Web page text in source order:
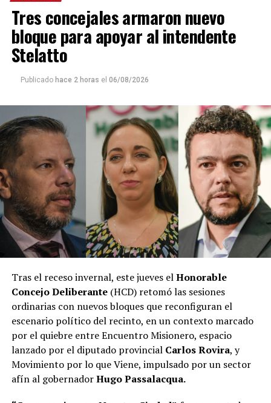
Tres concejales armaron nuevo
bloque para apoyar al intendente
Stelatto
Publicado hace 2 horas el 06/08/2026
Tras el receso invernal, este jueves elHonorable
Concejo Deliberante(HCD) retomó las sesiones
ordinarias con nuevos bloques que reconfiguran el
escenario político del recinto, en un contexto marcado
por el quiebre entre Encuentro Misionero, espacio
lanzado por el diputado provincial Carlos Rovira, y
Movimiento por lo que Viene, impulsado por un sector
afín al gobernadorHugo Passalacqua.